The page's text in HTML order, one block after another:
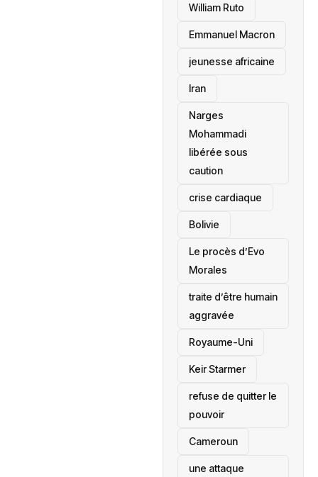
William Ruto
Emmanuel Macron
jeunesse africaine
‎Iran
Narges
Mohammadi
libérée sous
caution
crise cardiaque
‎Bolivie
Le procès d’Evo
Morales
traite d’être humain
aggravée
‎Royaume-Uni
Keir Starmer
refuse de quitter le
pouvoir
‎Cameroun
une attaque